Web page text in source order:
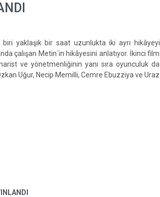
biri yaklaşık bir saat uzunlukta iki ayrı hikâyeyi
çalışan Metin´in hikâyesini anlatıyor. İkinci film
ve yönetmenliğinin yanı sıra oyunculuk da
Uğur, Necip Memilli, Cemre Ebuzziya ve Uraz